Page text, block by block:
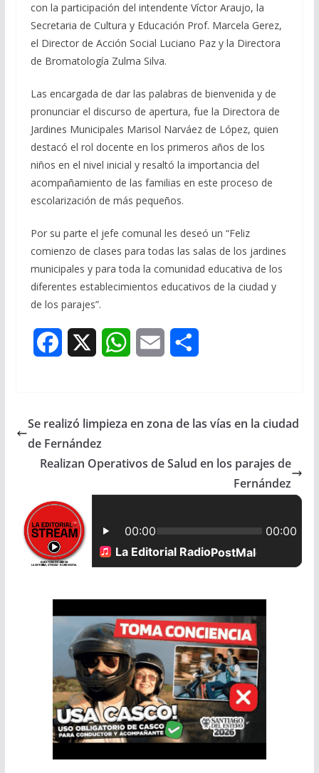
con la participación del intendente Víctor Araujo, la
Secretaria de Cultura y Educación Prof. Marcela Gerez,
el Director de Acción Social Luciano Paz y la Directora
de Bromatología Zulma Silva.
Las encargada de dar las palabras de bienvenida y de
pronunciar el discurso de apertura, fue la Directora de
Jardines Municipales Marisol Narváez de López, quien
destacó el rol docente en los primeros años de los
niños en el nivel inicial y resaltó la importancia del
acompañamiento de las familias en este proceso de
escolarización de más pequeños.
Por su parte el jefe comunal les deseó un “Feliz
comienzo de clases para todas las salas de los jardines
municipales y para toda la comunidad educativa de los
diferentes establecimientos educativos de la ciudad y
de los parajes”.
e
b
o
k
W
t
i
r
Se realizó limpieza en zona de las vías en la ciudad
de Fernández
Realizan Operativos de Salud en los parajes de
Fernández